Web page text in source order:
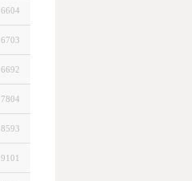
6604
6703
6692
7804
8593
9101